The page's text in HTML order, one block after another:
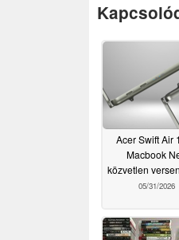
Acer Swift Air
Macbook
közvetlen
05/31/2026